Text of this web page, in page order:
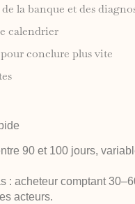
la banque et des
calendrier
conclure plus vite
90 et 100 jours,
: acheteur comptant
acteurs.